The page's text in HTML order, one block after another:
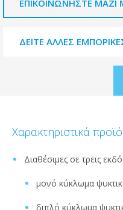
ΕΠΙΚΟΙΝΩΝΉΣΤΕ ΜΑΖΊ
ΔΕΊΤΕ ΆΛΛΕΣ
Χαρακτηριστικά
Διαθέσιμες σε τρεις
μονό κύκλωμα
διπλό κύκλωμα